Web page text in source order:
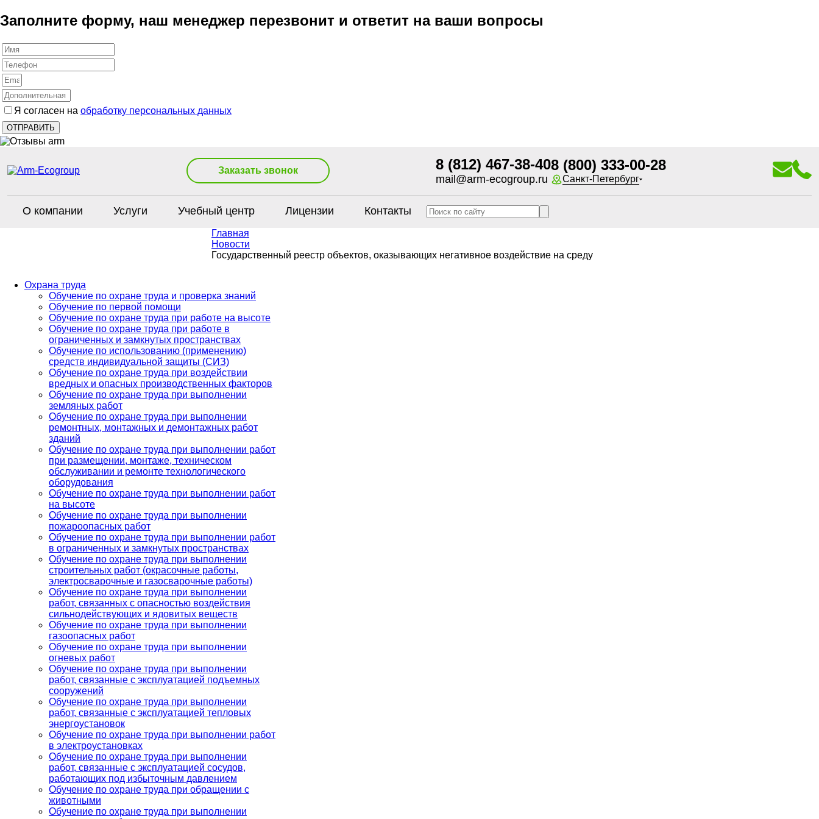
Заполните форму, наш менеджер перезвонит и ответит на ваши вопросы
Я согласен на обработку персональных данных
Заказать звонок 8 (812) 467-38-40
mail@arm-ecogroup.ru
8 (800) 333-00-28
Санкт-Петербург
О компании Услуги Учебный центр Лицензии Контакты
Главная
Новости
Государственный реестр объектов, оказывающих негативное воздействие на среду
Охрана труда
Обучение по охране труда и проверка знаний
Обучение по первой помощи
Обучение по охране труда при работе на высоте
Обучение по охране труда при работе в
ограниченных и замкнутых пространствах
Обучение по использованию (применению)
средств индивидуальной защиты (СИЗ)
Обучение по охране труда при воздействии
вредных и опасных производственных факторов
Обучение по охране труда при выполнении
земляных работ
Обучение по охране труда при выполнении
ремонтных, монтажных и демонтажных работ
зданий
Обучение по охране труда при выполнении работ
при размещении, монтаже, техническом
обслуживании и ремонте технологического
оборудования
Обучение по охране труда при выполнении работ
на высоте
Обучение по охране труда при выполнении
пожароопасных работ
Обучение по охране труда при выполнении работ
в ограниченных и замкнутых пространствах
Обучение по охране труда при выполнении
строительных работ (окрасочные работы,
электросварочные и газосварочные работы)
Обучение по охране труда при выполнении
работ, связанных с опасностью воздействия
сильнодействующих и ядовитых веществ
Обучение по охране труда при выполнении
газоопасных работ
Обучение по охране труда при выполнении
огневых работ
Обучение по охране труда при выполнении
работ, связанные с эксплуатацией подъемных
сооружений
Обучение по охране труда при выполнении
работ, связанные с эксплуатацией тепловых
энергоустановок
Обучение по охране труда при выполнении работ
в электроустановках
Обучение по охране труда при выполнении
работ, связанные с эксплуатацией сосудов,
работающих под избыточным давлением
Обучение по охране труда при обращении с
животными
Обучение по охране труда при выполнении